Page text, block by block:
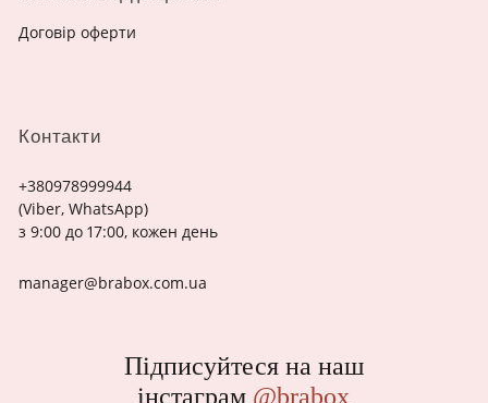
Контакти
+380978999944
(Viber, WhatsApp)
з 9:00 до 17:00, кожен день
manager@brabox.com.ua
Договір оферти
Підписуйтеся на наш
інстаграм @brabox